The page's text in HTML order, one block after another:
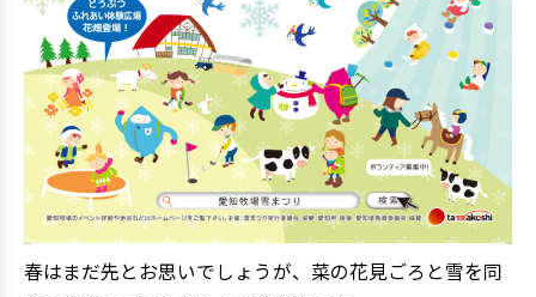
春はまだ先とお思いでしょうが、菜の花見ごろと雪を同